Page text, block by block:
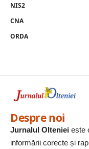
NIS2
CNA
ORDA
Despre noi
Jurnalul Olteniei este
informării corecte și